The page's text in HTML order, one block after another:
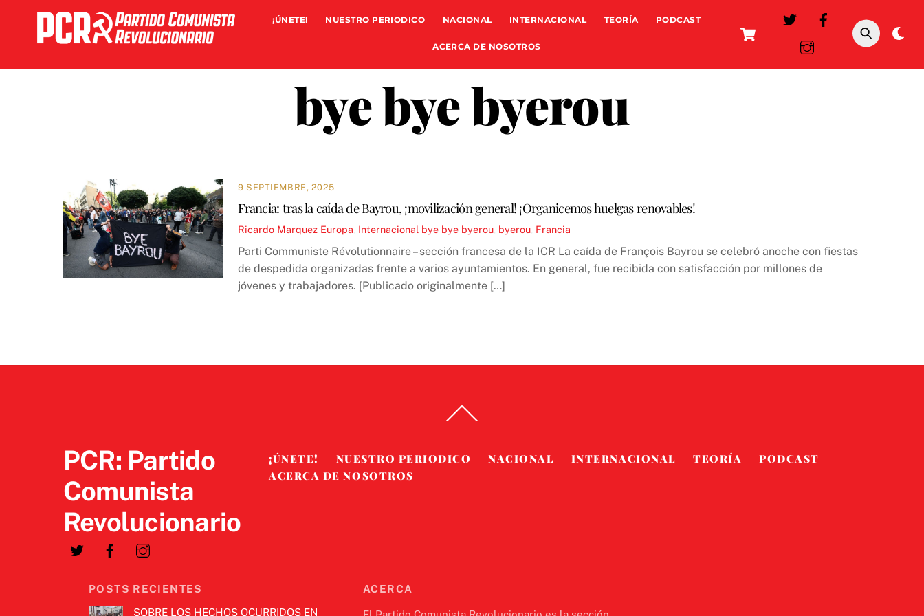
content
Cart
¡ÚNETE! NUESTRO PERIODICO NACIONAL INTERNACIONAL TEORÍA PODCAST
ACERCA DE NOSOTROS
bye bye byerou
9 SEPTIEMBRE, 2025
Francia: tras la caída de Bayrou, ¡movilización general! ¡Organicemos huelgas renovables!
Ricardo Marquez Europa Internacional bye bye byerou byerou Francia
Parti Communiste Révolutionnaire – sección francesa de la ICR La caída de François Bayrou se celebró anoche con fiestas
de despedida organizadas frente a varios ayuntamientos. En general, fue recibida con satisfacción por millones de
jóvenes y trabajadores. [Publicado originalmente […]
To
PCR: Partido
Comunista
Revolucionario
¡ÚNETE! NUESTRO PERIODICO NACIONAL INTERNACIONAL TEORÍA
PODCAST
ACERCA DE NOSOTROS
POSTS RECIENTES
SOBRE LOS HECHOS OCURRIDOS EN
ACERCA